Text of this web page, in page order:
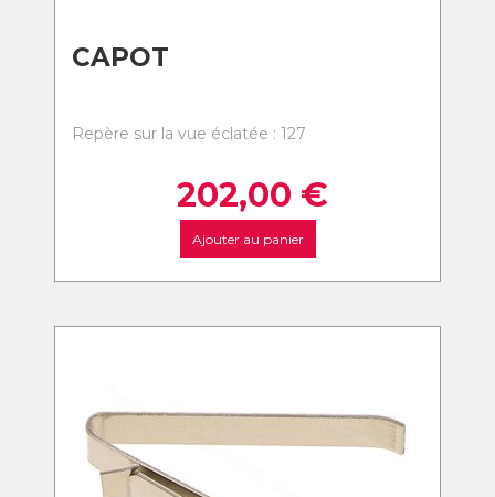
CAPOT
Repère sur la vue éclatée : 127
202,00 €
Ajouter au panier